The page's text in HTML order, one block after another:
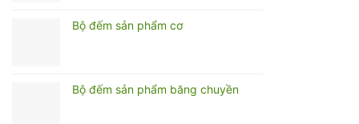
Bộ đếm sản phẩm cơ
Bộ đếm sản phẩm băng chuyền